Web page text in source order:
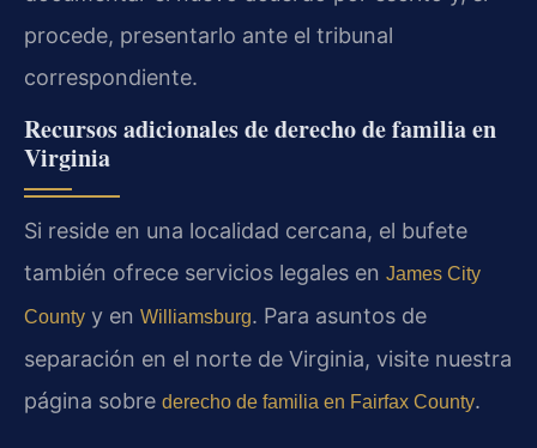
procede, presentarlo ante el tribunal
correspondiente.
Recursos adicionales de derecho de familia en
Virginia
Si reside en una localidad cercana, el bufete
también ofrece servicios legales en James City
County y en Williamsburg. Para asuntos de
separación en el norte de Virginia, visite nuestra
página sobre derecho de familia en Fairfax County.